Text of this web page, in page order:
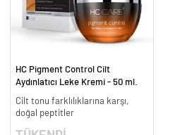
HC Pigment Control Cilt
Aydınlatıcı Leke Kremi - 50 ml.
Cilt tonu farklılıklarına karşı,
doğal peptitler